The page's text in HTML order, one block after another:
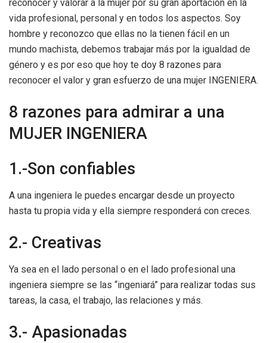
reconocer y valorar a la mujer por su gran aportación en la
vida profesional, personal y en todos los aspectos. Soy
hombre y reconozco que ellas no la tienen fácil en un
mundo machista, debemos trabajar más por la igualdad de
género y es por eso que hoy te doy 8 razones para
reconocer el valor y gran esfuerzo de una mujer INGENIERA.
8 razones para admirar a una
MUJER INGENIERA
1.-Son confiables
A una ingeniera le puedes encargar desde un proyecto
hasta tu propia vida y ella siempre responderá con creces.
2.- Creativas
Ya sea en el lado personal o en el lado profesional una
ingeniera siempre se las “ingeniará” para realizar todas sus
tareas, la casa, el trabajo, las relaciones y más.
3.- Apasionadas